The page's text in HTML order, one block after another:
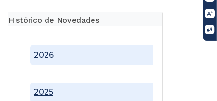
Histórico de Novedades
2025
2026